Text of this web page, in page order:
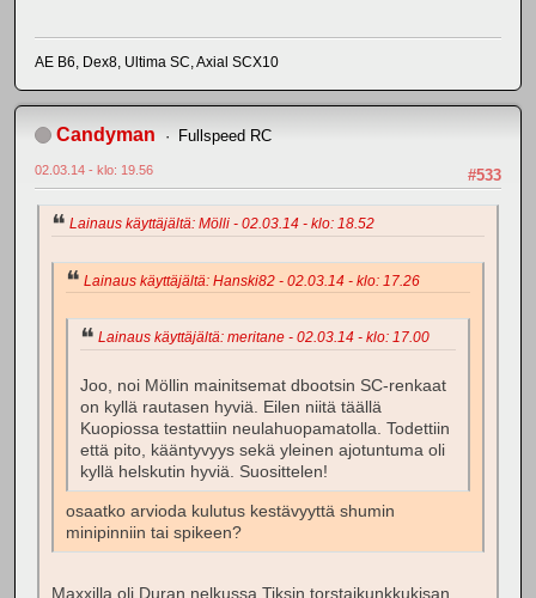
AE B6, Dex8, Ultima SC, Axial SCX10
Candyman Fullspeed RC
#533
02.03.14 - klo: 19.56
Lainaus käyttäjältä: Mölli - 02.03.14 - klo: 18.52
Lainaus käyttäjältä: Hanski82 - 02.03.14 - klo: 17.26
Lainaus käyttäjältä: meritane - 02.03.14 - klo: 17.00
Joo, noi Möllin mainitsemat dbootsin SC-renkaat
on kyllä rautasen hyviä. Eilen niitä täällä
Kuopiossa testattiin neulahuopamatolla. Todettiin
että pito, kääntyvyys sekä yleinen ajotuntuma oli
kyllä helskutin hyviä. Suosittelen!
osaatko arvioda kulutus kestävyyttä shumin
minipinniin tai spikeen?
Maxxilla oli Duran nelkussa Tiksin torstaikunkkukisan